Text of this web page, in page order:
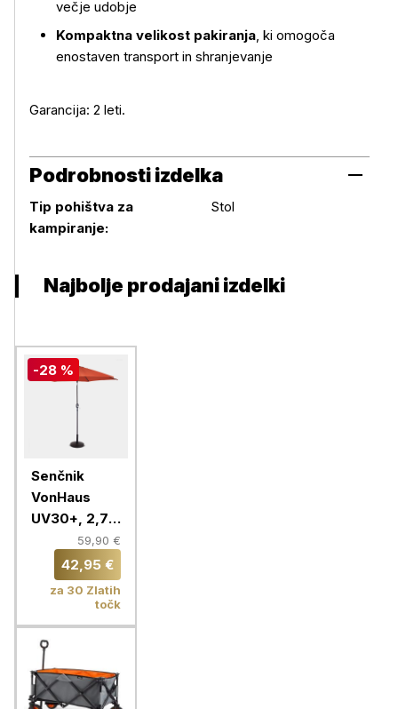
večje udobje
Kompaktna velikost pakiranja, ki omogoča
enostaven transport in shranjevanje
Garancija: 2 leti.
Podrobnosti izdelka
Podrobnosti izdelka
Tip pohištva za
kampiranje:
Stol
Najbolje prodajani izdelki
-28 %
Senčnik
VonHaus
UV30+, 2,7
m, oranžen,
samostoječi
59,90 €
42,95 €
za 30 Zlatih
točk